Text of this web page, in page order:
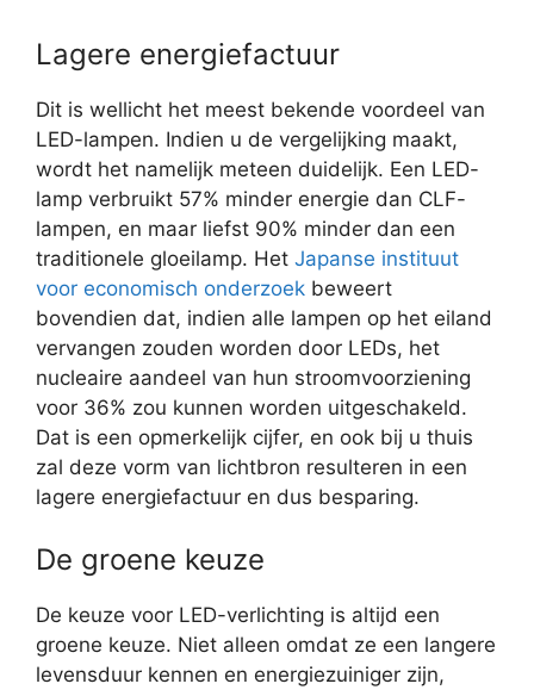
Lagere energiefactuur
Dit is wellicht het meest bekende voordeel van
LED-lampen. Indien u de vergelijking maakt,
wordt het namelijk meteen duidelijk. Een LED-
lamp verbruikt 57% minder energie dan CLF-
lampen, en maar liefst 90% minder dan een
traditionele gloeilamp. Het Japanse instituut
voor economisch onderzoek beweert
bovendien dat, indien alle lampen op het eiland
vervangen zouden worden door LEDs, het
nucleaire aandeel van hun stroomvoorziening
voor 36% zou kunnen worden uitgeschakeld.
Dat is een opmerkelijk cijfer, en ook bij u thuis
zal deze vorm van lichtbron resulteren in een
lagere energiefactuur en dus besparing.
De groene keuze
De keuze voor LED-verlichting is altijd een
groene keuze. Niet alleen omdat ze een langere
levensduur kennen en energiezuiniger zijn,